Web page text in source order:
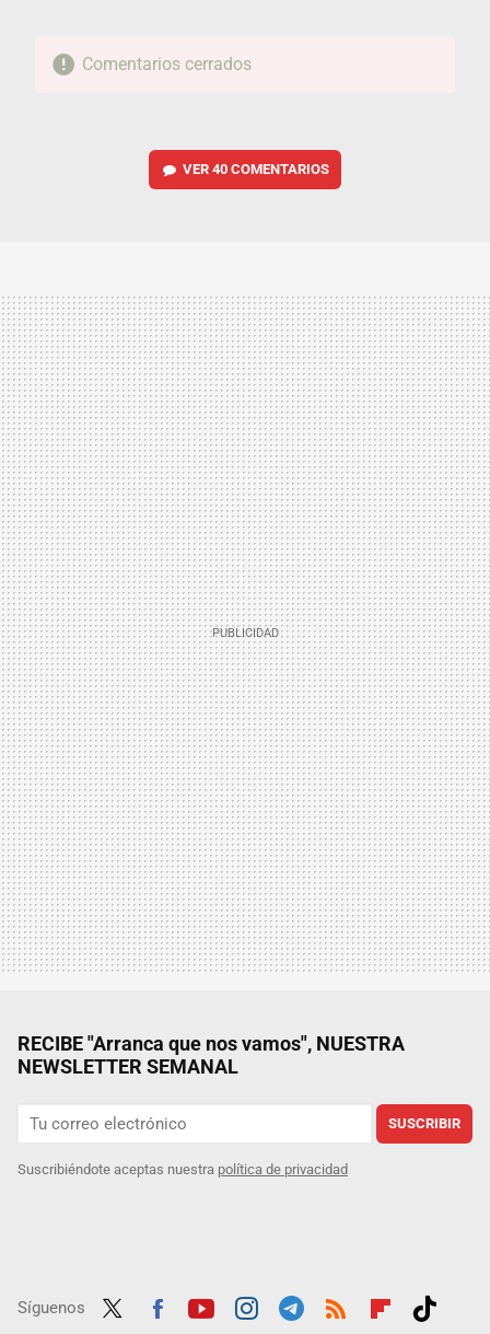
Comentarios cerrados
VER 40 COMENTARIOS
RECIBE "Arranca que nos vamos", NUESTRA
NEWSLETTER SEMANAL
SUSCRIBIR
Suscribiéndote aceptas nuestra política de privacidad
Síguenos